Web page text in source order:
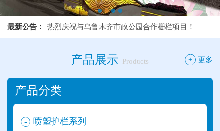
最新公告：
热烈庆祝与乌鲁木齐市政公园合作栅栏项目！
热烈庆祝与乌鲁木齐市政公园合作栅栏项目！
+
更多
产品展示 Products
产品分类
- 喷塑护栏系列